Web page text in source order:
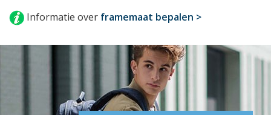
Informatie over framemaat bepalen >